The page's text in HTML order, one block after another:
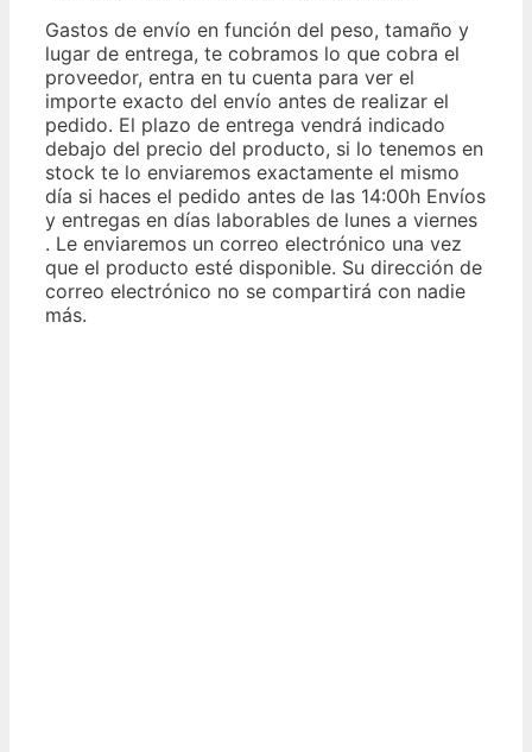
Gastos de envío en función del peso, tamaño y
lugar de entrega, te cobramos lo que cobra el
proveedor, entra en tu cuenta para ver el
importe exacto del envío antes de realizar el
pedido. El plazo de entrega vendrá indicado
debajo del precio del producto, si lo tenemos en
stock te lo enviaremos exactamente el mismo
día si haces el pedido antes de las 14:00h Envíos
y entregas en días laborables de lunes a viernes
. Le enviaremos un correo electrónico una vez
que el producto esté disponible. Su dirección de
correo electrónico no se compartirá con nadie
más.